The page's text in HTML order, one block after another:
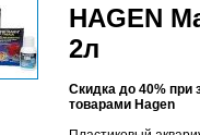
HAGEN
2л
Скидка до 40% при
товарами Hagen